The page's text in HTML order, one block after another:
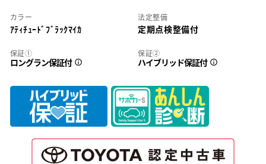
カラー
ｱﾃｨﾁｭｰﾄﾞﾌﾞﾗｯｸﾏｲｶ
法定整備
定期点検整備付
保証①
ロングラン保証付
保証②
ハイブリッド保証付